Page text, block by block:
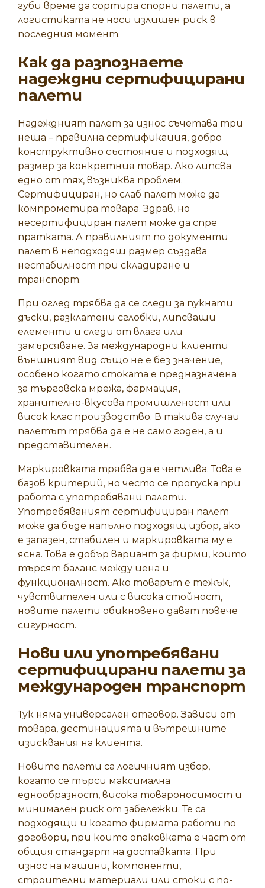
губи време да сортира спорни палети, а
логистиката не носи излишен риск в
последния момент.
Как да разпознаете
надеждни сертифицирани
палети
Надеждният палет за износ съчетава три
неща – правилна сертификация, добро
конструктивно състояние и подходящ
размер за конкретния товар. Ако липсва
едно от тях, възниква проблем.
Сертифициран, но слаб палет може да
компрометира товара. Здрав, но
несертифициран палет може да спре
пратката. А правилният по документи
палет в неподходящ размер създава
нестабилност при складиране и
транспорт.
При оглед трябва да се следи за пукнати
дъски, разклатени сглобки, липсващи
елементи и следи от влага или
замърсяване. За международни клиенти
външният вид също не е без значение,
особено когато стоката е предназначена
за търговска мрежа, фармация,
хранително-вкусова промишленост или
висок клас производство. В такива случаи
палетът трябва да е не само годен, а и
представителен.
Маркировката трябва да е четлива. Това е
базов критерий, но често се пропуска при
работа с употребявани палети.
Употребяваният сертифициран палет
може да бъде напълно подходящ избор, ако
е запазен, стабилен и маркировката му е
ясна. Това е добър вариант за фирми, които
търсят баланс между цена и
функционалност. Ако товарът е тежък,
чувствителен или с висока стойност,
новите палети обикновено дават повече
сигурност.
Нови или употребявани
сертифицирани палети за
международен транспорт
Тук няма универсален отговор. Зависи от
товара, дестинацията и вътрешните
изисквания на клиента.
Новите палети са логичният избор,
когато се търси максимална
еднообразност, висока товароносимост и
минимален риск от забележки. Те са
подходящи и когато фирмата работи по
договори, при които опаковката е част от
общия стандарт на доставката. При
износ на машини, компоненти,
строителни материали или стоки с по-